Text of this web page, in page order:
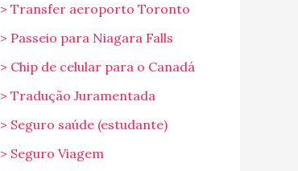
> Transfer aeroporto Toronto
> Passeio para Niagara Falls
> Chip de celular para o Canadá
> Tradução Juramentada
> Seguro saúde (estudante)
> Seguro Viagem